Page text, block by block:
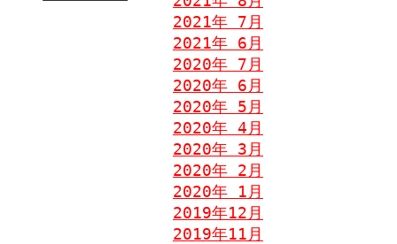
2021年 7月
2021年 6月
2020年 7月
2020年 6月
2020年 5月
2020年 4月
2020年 3月
2020年 2月
2020年 1月
2019年12月
2019年11月